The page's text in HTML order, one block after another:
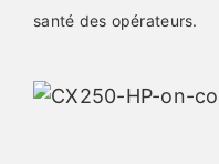
santé des opérateurs.